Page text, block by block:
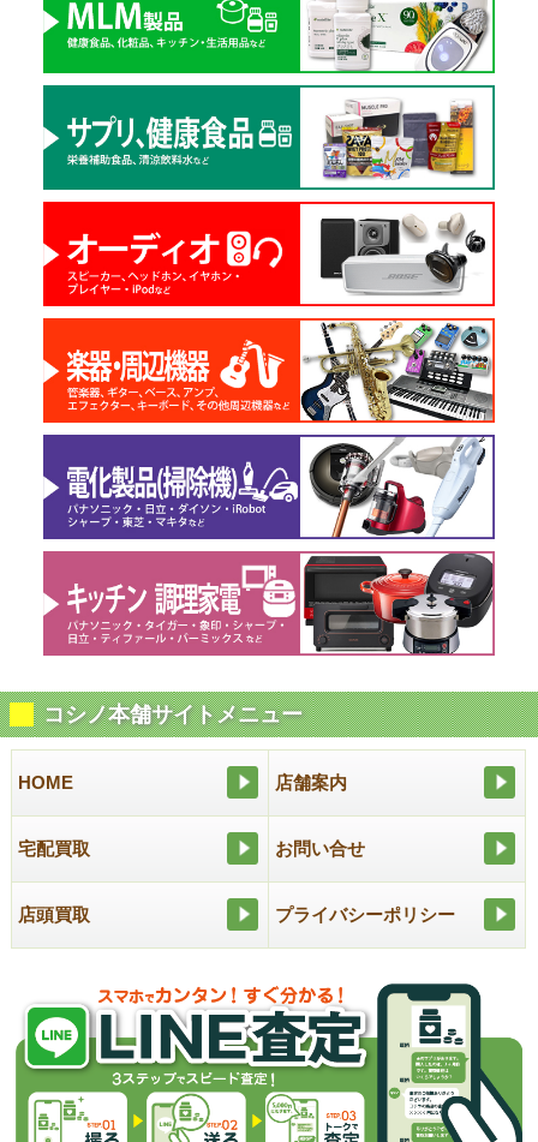
コシノ本舗サイトメニュー
HOME 店舗案内
宅配買取 お問い合せ
店頭買取 プライバシーポリシー